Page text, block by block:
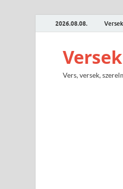
2026.08.08.
Vers, versek,